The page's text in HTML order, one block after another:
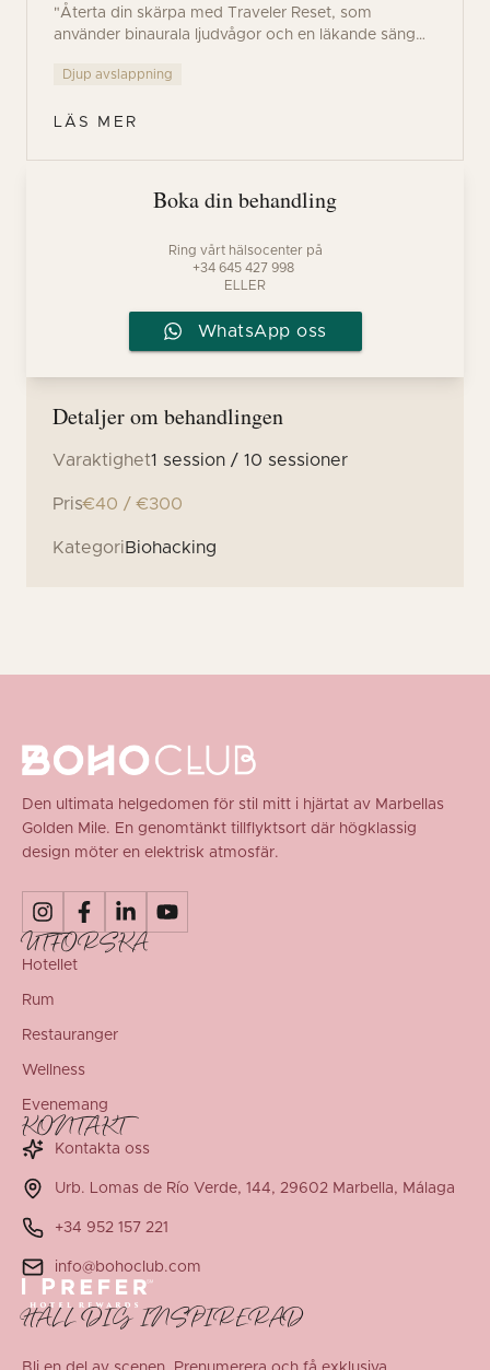
"Återta din skärpa med Traveler Reset, som
använder binaurala ljudvågor och en läkande säng
inflammation i den infraröda bastun innan en
återbalanserad, energifylld och motståndskraftig.
Djup avslappning
LÄS MER
Boka din behandling
Ring vårt hälsocenter på
+34 645 427 998
ELLER
WhatsApp oss
Detaljer om behandlingen
Varaktighet1 session / 10 sessioner
Pris€40 / €300
KategoriBiohacking
Den ultimata helgedomen för stil mitt i hjärtat av Marbellas
Golden Mile. En genomtänkt tillflyktsort där högklassig
design möter en elektrisk atmosfär.
UTFORSKA
Hotellet
Rum
Restauranger
Wellness
Evenemang
KONTAKT
Kontakta oss
Urb. Lomas de Río Verde, 144, 29602 Marbella, Málaga
+34 952 157 221
info@bohoclub.com
HÅLL DIG INSPIRERAD